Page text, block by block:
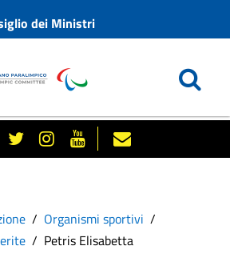
dei Ministri
Organismi sportivi
Petris Elisabetta